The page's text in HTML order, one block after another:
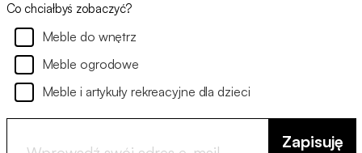
Co chciałbyś zobaczyć?
Meble do wnętrz
Meble ogrodowe
Meble i artykuły rekreacyjne dla dzieci
Zapisuję